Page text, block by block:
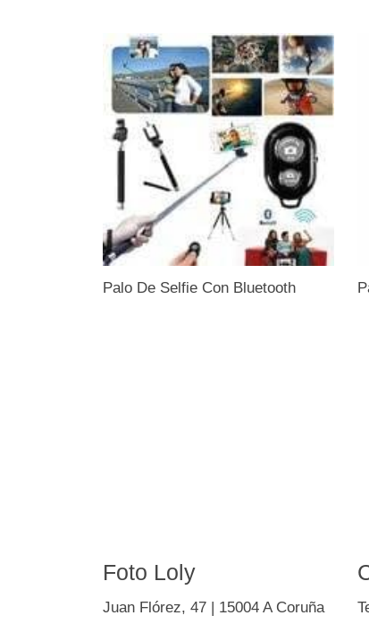
Palo De Selfie Con Bluetooth
Foto Loly
Juan Flórez, 47 | 15004 A Coruña